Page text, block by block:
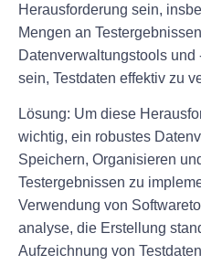
Herausforderung sein,
Mengen an
Datenverwaltungstools
sein, Testdaten effektiv zu
Lösung: Um diese
wichtig, ein robustes
Speichern, Organisieren
Testergebnissen zu
Verwendung von
analyse, die Erstellung
Aufzeichnung von